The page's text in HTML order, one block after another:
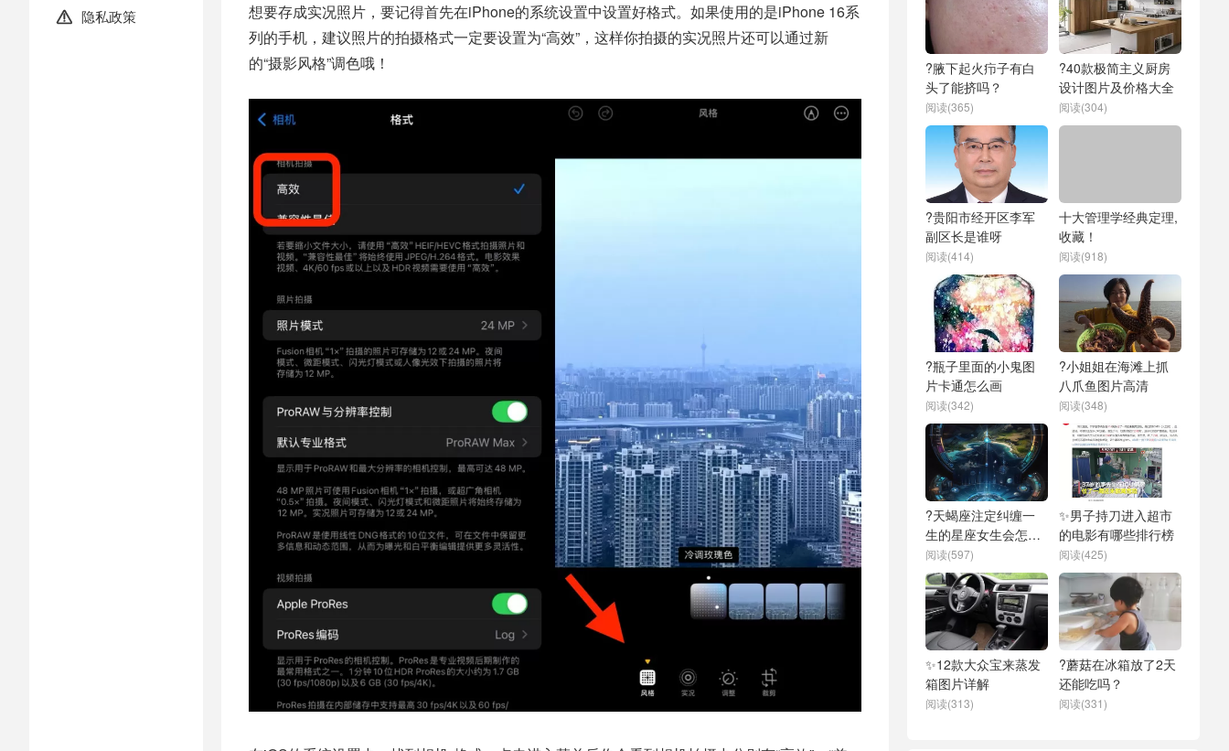
 隐私政策
想要存成实况照片，要记得首先在iPhone的系统设置中设置好格式。如果使用的是iPhone 16系
列的手机，建议照片的拍摄格式一定要设置为“高效”，这样你拍摄的实况照片还可以通过新
的“摄影风格”调色哦！
?腋下起火疖子有白
头了能挤吗？
阅读(365)
?40款极简主义厨房
设计图片及价格大全
阅读(304)
?贵阳市经开区李军
副区长是谁呀
阅读(414)
十大管理学经典定理,
收藏！
阅读(918)
?瓶子里面的小鬼图
片卡通怎么画
阅读(342)
?小姐姐在海滩上抓
八爪鱼图片高清
阅读(348)
?天蝎座注定纠缠一
生的星座女生会怎么
样呢？
阅读(597)
✨男子持刀进入超市
的电影有哪些排行榜
阅读(425)
✨12款大众宝来蒸发
箱图片详解
阅读(313)
?蘑菇在冰箱放了2天
还能吃吗？
阅读(331)